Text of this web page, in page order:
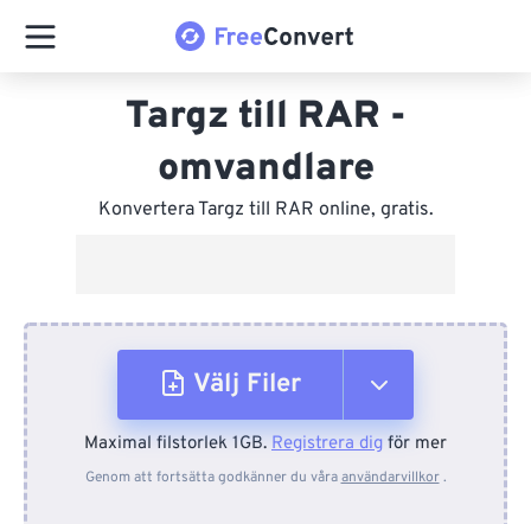
Targz till RAR -
omvandlare
Konvertera Targz till RAR online, gratis.
Välj Filer
Från enhet
Maximal filstorlek 1GB. Registrera dig för mer
Genom att fortsätta godkänner du våraanvändarvillkor.